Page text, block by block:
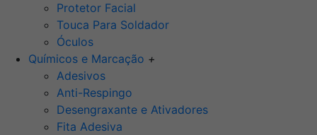
Protetor Facial
Touca Para Soldador
Óculos
Químicos e Marcação +
Adesivos
Anti-Respingo
Desengraxante e Ativadores
Fita Adesiva